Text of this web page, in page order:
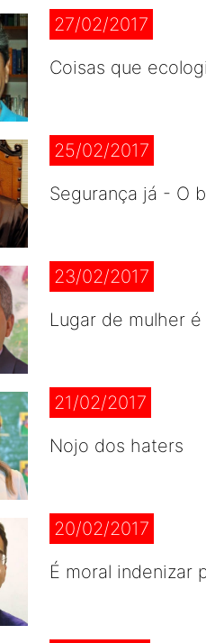
27/02/2017
Coisas que
25/02/2017
Segurança já - O
23/02/2017
Lugar de mulher
21/02/2017
Nojo dos haters
20/02/2017
É moral indenizar